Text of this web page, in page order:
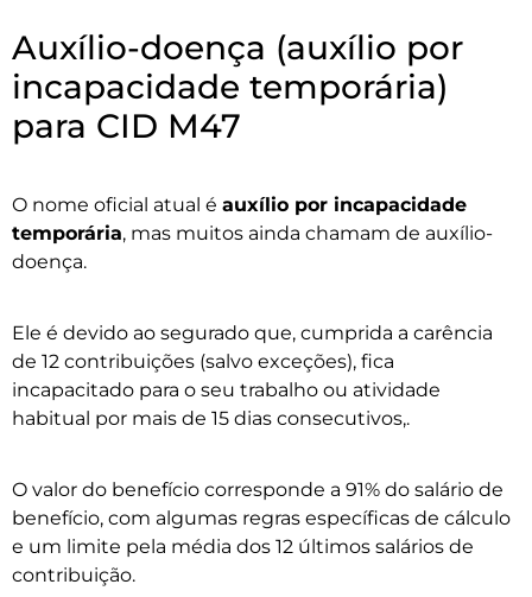
Auxílio-doença (auxílio por
incapacidade temporária)
para CID M47
O nome oficial atual é auxílio por incapacidade
temporária, mas muitos ainda chamam de auxílio-
doença.
Ele é devido ao segurado que, cumprida a carência
de 12 contribuições (salvo exceções), fica
incapacitado para o seu trabalho ou atividade
habitual por mais de 15 dias consecutivos,.
O valor do benefício corresponde a 91% do salário de
benefício, com algumas regras específicas de cálculo
e um limite pela média dos 12 últimos salários de
contribuição.